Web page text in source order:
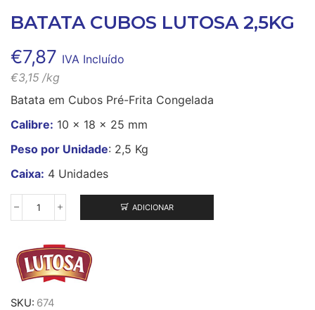
BATATA CUBOS LUTOSA 2,5KG
€7,87 IVA Incluído
€3,15 /kg
Batata em Cubos Pré-Frita Congelada
Calibre: 10 x 18 x 25 mm
Peso por Unidade: 2,5 Kg
Caixa: 4 Unidades
Quantidade
Batata
Cubos
Lutosa
2,5Kg
ADICIONAR
SKU: 674